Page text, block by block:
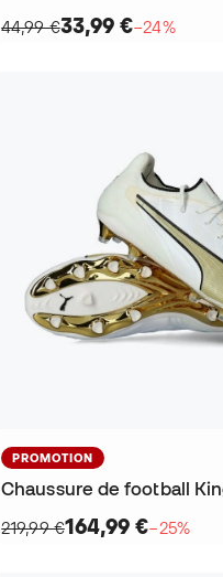
44,99 €33,99 €−24%
PROMOTION
219,99 €164,99 €−25%